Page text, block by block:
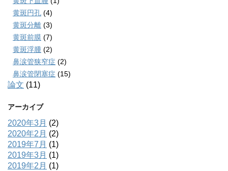
黄斑円孔 (4)
黄斑分離 (3)
黄斑前膜 (7)
黄斑浮腫 (2)
鼻涙管狭窄症 (2)
鼻涙管閉塞症 (15)
論文 (11)
アーカイブ
2020年3月 (2)
2020年2月 (2)
2019年7月 (1)
2019年3月 (1)
2019年2月 (1)